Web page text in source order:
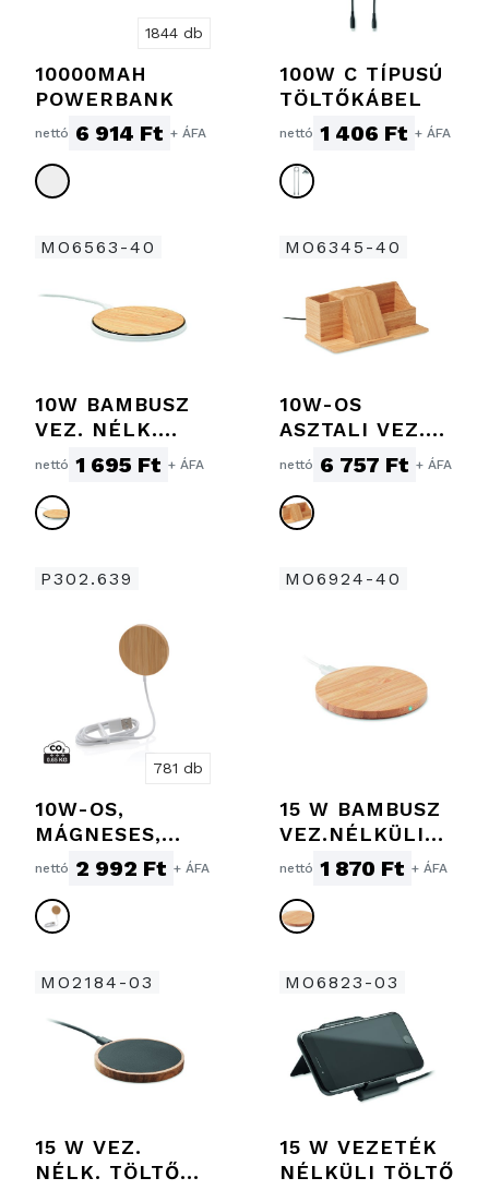
1844 db
10000MAH
POWERBANK
nettó 6 914 Ft + ÁFA
100W C TÍPUSÚ
TÖLTŐKÁBEL
nettó 1 406 Ft + ÁFA
MO6563-40
10W BAMBUSZ
VEZ. NÉLK.
TÖLTŐ
nettó 1 695 Ft + ÁFA
MO6345-40
10W-OS
ASZTALI VEZ.
N. TÖLTŐ
nettó 6 757 Ft + ÁFA
P302.639
781 db
10W-OS,
MÁGNESES,
BAMBUSZ
VEZETÉK
NÉLKÜLI TÖLTŐ
nettó 2 992 Ft + ÁFA
MO6924-40
15 W BAMBUSZ
VEZ.NÉLKÜLI
TÖLTŐ
nettó 1 870 Ft + ÁFA
MO2184-03
15 W VEZ.
NÉLK. TÖLTŐ
MO6823-03
15 W VEZETÉK
NÉLKÜLI TÖLTŐ